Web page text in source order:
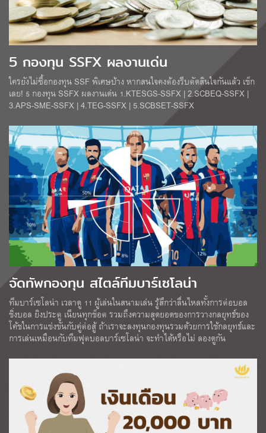
5 กองทุน SSFX ผลงานเด่น
ใครยังไม่ซื้อกองทุน SSF พิเศษบ้าง หากสนใจคงต้องรีบตัดสินใจกันแล้ว เช็ก
เลย! 5 กองทุน SSFX ผลงานเด่น 1.KTESGS-SSFX | 2.SCBEQ-SSFX |
3.APS-SME-SSFX | 4.TEG-SSFX | 5.SCBSET-SSFX
จัดทัพกองทุน สไตล์ทีมบาร์เซโลน่า
ทีมบาร์เซโลน่า เวลาดู 11 ผู้เล่นในสนามเล่น รู้สึกว่าลื่นไหลทั้งการต่อบอล
ชิ่งบอล ยิงประตู เนียนทุกช็อต รวมถึงความสุดยอดของการวางกลยุทธ์ของ
โค้ชในการแข่งขันกับคู่ต่อสู้ ถ้าเราจะลงทุนกองทุนรวมด้วยการใช้กลยุทธ์และ
การเล่นเหมือนกับทีมฟุตบอลบาร์เซโลน่า จะทำได้หรือไม่ ลองดูกัน